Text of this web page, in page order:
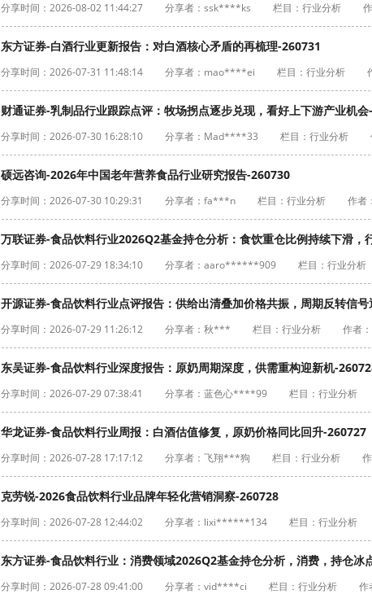
分享时间： 2026-08-02 11:44:27 分享者：ssk****ks 栏目：行业分析
东方证券-白酒行业更新报告：对白酒核心矛盾的再梳理-260731
分享时间： 2026-07-31 11:48:14 分享者：mao****ei 栏目：行业分析
财通证券-乳制品行业跟踪点评：牧场拐点逐步兑现，看好上下游产业机
分享时间： 2026-07-30 16:28:10 分享者：Mad****33 栏目：行业分析
硕远咨询-2026年中国老年营养食品行业研究报告-260730
分享时间： 2026-07-30 10:29:31 分享者：fa***n 栏目：行业分析 作者：
万联证券-食品饮料行业2026Q2基金持仓分析：食饮重仓比例持续下滑，
分享时间： 2026-07-29 18:34:10 分享者：aaro******909 栏目：行业分析
开源证券-食品饮料行业点评报告：供给出清叠加价格共振，周期反转信
分享时间： 2026-07-29 11:26:12 分享者：秋*** 栏目：行业分析 作者：
东吴证券-食品饮料行业深度报告：原奶周期深度，供需重构迎新机-
分享时间： 2026-07-29 07:38:41 分享者：蓝色心****99 栏目：行业分析
华龙证券-食品饮料行业周报：白酒估值修复，原奶价格同比回升-260727
分享时间： 2026-07-28 17:17:12 分享者：飞翔***狗 栏目：行业分析
克劳锐-2026食品饮料行业品牌年轻化营销洞察-260728
分享时间： 2026-07-28 12:44:02 分享者：lixi******134 栏目：行业分析
东方证券-食品饮料行业：消费领域2026Q2基金持仓分析，消费，持仓冰
分享时间： 2026-07-28 09:41:00 分享者：vid****ci 栏目：行业分析 作